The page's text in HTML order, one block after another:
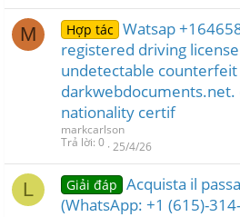
M Hợp tác Watsap
registered driving
undetectable
darkwebdocuments.net.
nationality certif
markcarlson
Trả lời 0 25/4/26
L Giải đáp Acquista il
(WhatsApp: +1 (615)-